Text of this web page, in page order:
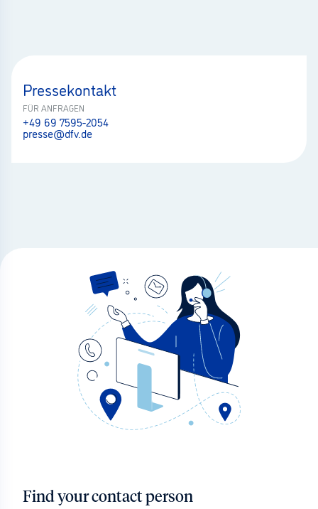
Pressekontakt
FÜR ANFRAGEN
+49 69 7595-2054
presse@dfv.de
Find your contact person